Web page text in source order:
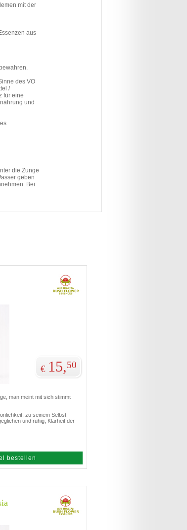
mit der
aus
des VO
/
für eine
und
die Zunge
geben
Bei
€ 15,50
man meint mit sich stimmt
zu seinem Selbst
und ruhig, Klarheit der
bestellen